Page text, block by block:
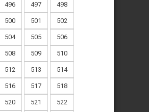
496 497 498
500 501 502
504 505 506
508 509 510
512 513 514
516 517 518
520 521 522